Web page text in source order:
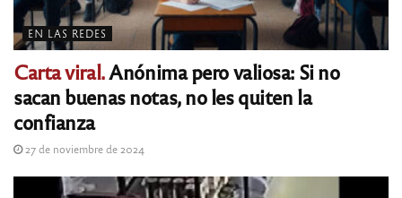
EN LAS REDES
Carta viral.Anónima pero valiosa: Si no
sacan buenas notas, no les quiten la
confianza
27 de noviembre de 2024